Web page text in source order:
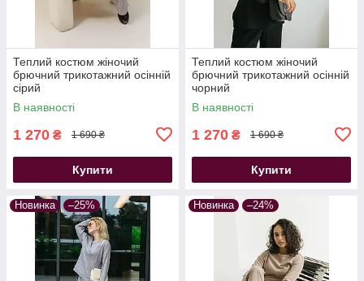
Теплий костюм жіночий
брючний трикотажний осінній
сірий
В наявності
1 270 ₴ 1 690 ₴
Купити
Теплий костюм жіночий
брючний трикотажний осінній
чорний
В наявності
1 270 ₴ 1 690 ₴
Купити
Новинка –25% Новинка –24%